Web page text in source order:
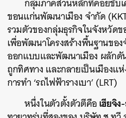
ขอนแก่นพัฒนาเมือง จำกัด
รวมตัวของกลุ่มธุรกิจในจังหวัด
เพื่อพัฒนาโครงสร้างพื้นฐานของ
ออกแบบและพัฒนาเมือง ผลักดั
ถูกทิศทาง และกลายเป็นเมืองแ
การทำ ‘รถไฟฟ้ารางเบา’ (LRT)
หนึ่งในตัวตั้งตัวตีคือเฮียจิ